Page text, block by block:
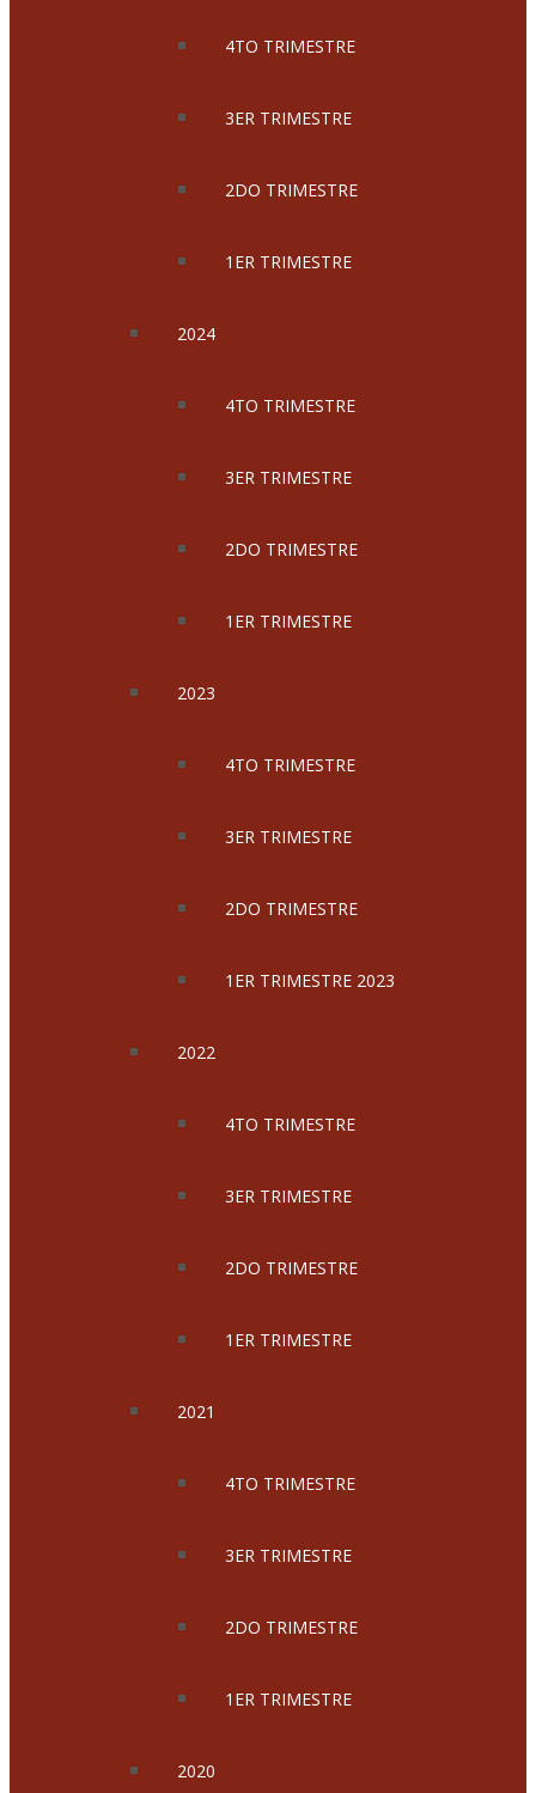
4TO TRIMESTRE
3ER TRIMESTRE
2DO TRIMESTRE
1ER TRIMESTRE
2024
4TO TRIMESTRE
3ER TRIMESTRE
2DO TRIMESTRE
1ER TRIMESTRE
2023
4TO TRIMESTRE
3ER TRIMESTRE
2DO TRIMESTRE
1ER TRIMESTRE 2023
2022
4TO TRIMESTRE
3ER TRIMESTRE
2DO TRIMESTRE
1ER TRIMESTRE
2021
4TO TRIMESTRE
3ER TRIMESTRE
2DO TRIMESTRE
1ER TRIMESTRE
2020